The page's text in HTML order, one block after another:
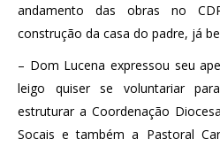
andamento das obras no
construção da casa do padre, já
– Dom Lucena expressou seu
leigo quiser se voluntariar
estruturar a Coordenação
Socais e também a Pastoral